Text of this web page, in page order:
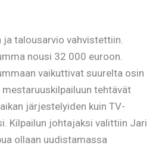
talousarvio vahvistettiin.
nousi 32 000 euroon.
vaikuttivat suurelta osin
mestaruuskilpailuun tehtävät
järjestelyiden kuin TV-
Kilpailun johtajaksi valittiin Jari
ollaan uudistamassa